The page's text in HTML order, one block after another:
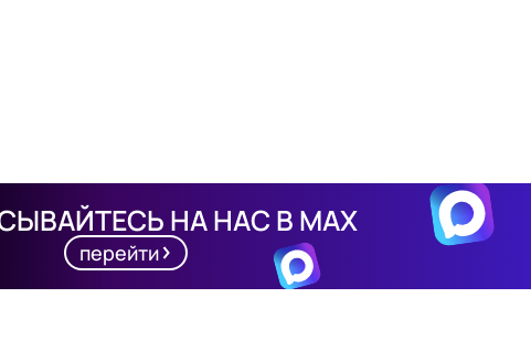
НА НАС В MAX
перейти